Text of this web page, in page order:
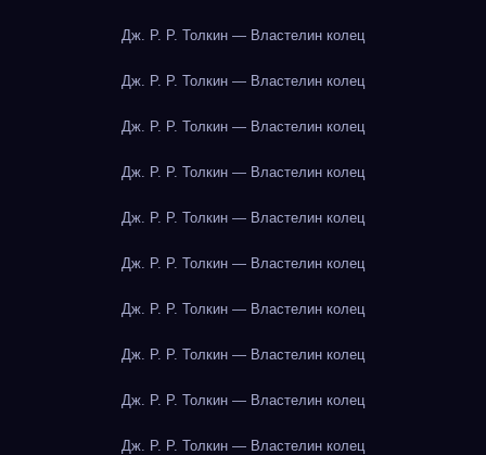
Дж. Р. Р. Толкин — Властелин колец
Дж. Р. Р. Толкин — Властелин колец
Дж. Р. Р. Толкин — Властелин колец
Дж. Р. Р. Толкин — Властелин колец
Дж. Р. Р. Толкин — Властелин колец
Дж. Р. Р. Толкин — Властелин колец
Дж. Р. Р. Толкин — Властелин колец
Дж. Р. Р. Толкин — Властелин колец
Дж. Р. Р. Толкин — Властелин колец
Дж. Р. Р. Толкин — Властелин колец